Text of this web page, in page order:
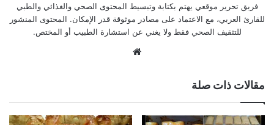
فريق تحرير موقعي يهتم بكتابة وتبسيط المحتوى الصحي والغذائي والطبي
للقارئ العربي، مع الاعتماد على مصادر موثوقة قدر الإمكان. المحتوى المنشور
للتثقيف الصحي فقط ولا يغني عن استشارة الطبيب أو المختص.
مقالات ذات صلة